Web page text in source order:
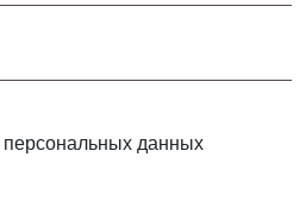
персональных данных